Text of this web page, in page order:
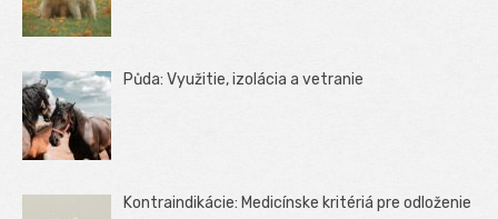
Půda: Využitie, izolácia a vetranie
Kontraindikácie: Medicínske kritériá pre odloženie